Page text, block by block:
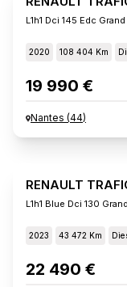
L1h1 Dci 145 Edc
2020 108 404 Km
19 990 €
Nantes (44)
RENAULT
L1h1 Blue Dci 130
2023 43 472 Km
22 490 €